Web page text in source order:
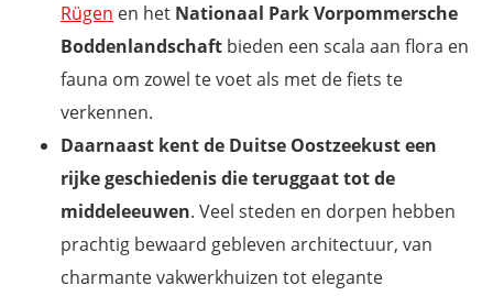
Rügen en het Nationaal Park Vorpommersche
Boddenlandschaft bieden een scala aan flora en
fauna om zowel te voet als met de fiets te
verkennen.
Daarnaast kent de Duitse Oostzeekust een
rijke geschiedenis die teruggaat tot de
middeleeuwen. Veel steden en dorpen hebben
prachtig bewaard gebleven architectuur, van
charmante vakwerkhuizen tot elegante